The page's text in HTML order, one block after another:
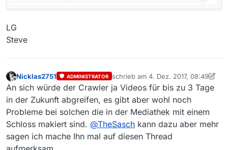
LG
Steve
Offline
Nicklas2751 ADMINISTRATOR schrieb am 4. Dez. 2017, 08:49
zuletzt editiert von Nicklas275112.
An sich würde der Crawler ja Videos für bis zu 3 Tage
in der Zukunft abgreifen, es gibt aber wohl noch
Probleme bei solchen die in der Mediathek mit einem
Schloss makiert sind. @TheSasch kann dazu aber mehr
sagen ich mache Ihn mal auf diesen Thread